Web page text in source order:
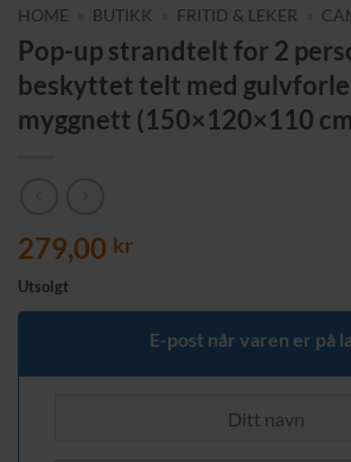
HOME BUTIKK FRITID & LEKER
Pop-up strandtelt for 2
beskyttet telt med
myggnett (150×120×110
279,00 kr
Utsolgt
E-post når varen er på